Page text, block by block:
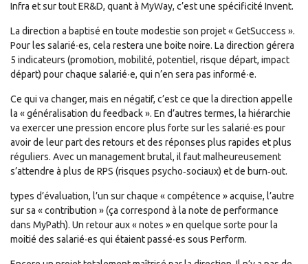
Infra et sur tout ER&D, quant à MyWay, c’est une spécificité Invent.
La direction a baptisé en toute modestie son projet « GetSuccess ».
Pour les salarié∙es, cela restera une boite noire. La direction gérera
5 indicateurs (promotion, mobilité, potentiel, risque départ, impact
départ) pour chaque salarié∙e, qui n’en sera pas informé∙e.
Ce qui va changer, mais en négatif, c’est ce que la direction appelle
la « généralisation du feedback ». En d’autres termes, la hiérarchie
va exercer une pression encore plus forte sur les salarié∙es pour
avoir de leur part des retours et des réponses plus rapides et plus
réguliers. Avec un management brutal, il faut malheureusement
s’attendre à plus de RPS (risques psycho‐sociaux) et de burn‐out.
types d’évaluation, l’un sur chaque « compétence » acquise, l’autre
sur sa « contribution » (ça correspond à la note de performance
dans MyPath). Un retour aux « notes » en quelque sorte pour la
moitié des salarié∙es qui étaient passé∙es sous Perform.